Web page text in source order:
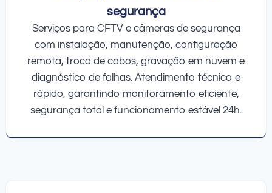
segurança
Serviços para CFTV e câmeras de segurança
com instalação, manutenção, configuração
remota, troca de cabos, gravação em nuvem e
diagnóstico de falhas. Atendimento técnico e
rápido, garantindo monitoramento eficiente,
segurança total e funcionamento estável 24h.